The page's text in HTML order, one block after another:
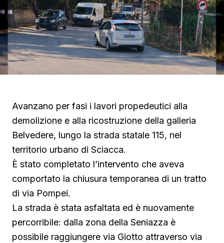
Avanzano per fasi i lavori propedeutici alla
demolizione e alla ricostruzione della galleria
Belvedere, lungo la strada statale 115, nel
territorio urbano di Sciacca.
È stato completato l’intervento che aveva
comportato la chiusura temporanea di un tratto
di via Pompei.
La strada è stata asfaltata ed è nuovamente
percorribile: dalla zona della Seniazza è
possibile raggiungere via Giotto attraverso via